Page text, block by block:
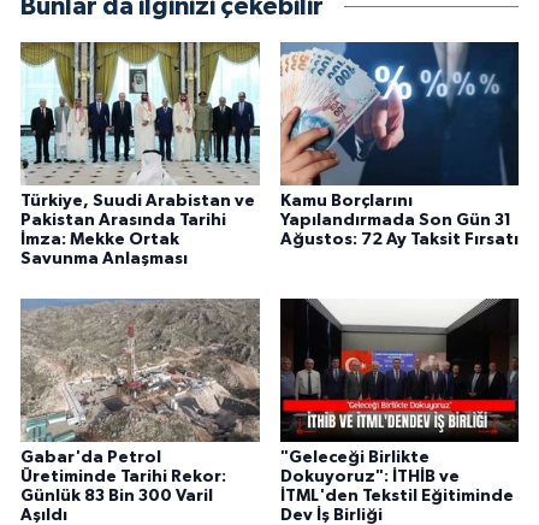
Bunlar da ilginizi çekebilir
Türkiye, Suudi Arabistan ve
Pakistan Arasında Tarihi
İmza: Mekke Ortak
Savunma Anlaşması
Kamu Borçlarını
Yapılandırmada Son Gün 31
Ağustos: 72 Ay Taksit Fırsatı
Gabar'da Petrol
Üretiminde Tarihi Rekor:
Günlük 83 Bin 300 Varil
Aşıldı
"Geleceği Birlikte
Dokuyoruz": İTHİB ve
İTML'den Tekstil Eğitiminde
Dev İş Birliği